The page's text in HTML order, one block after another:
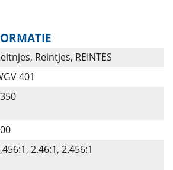
Reintjes, REINTES
401
2.46:1, 2.456:1